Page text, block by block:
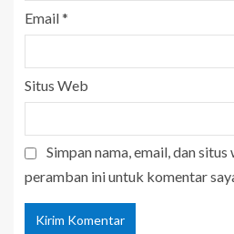
Email*
Situs Web
Simpan nama, email, dan situs
peramban ini untuk komentar